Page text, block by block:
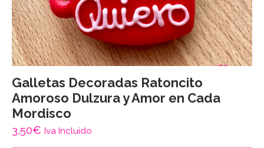
Galletas Decoradas Ratoncito
Amoroso Dulzura y Amor en Cada
Mordisco
3,50€ Iva Incluido